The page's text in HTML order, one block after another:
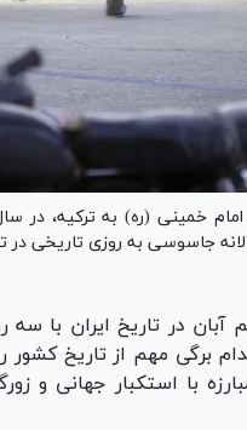
آبان در تاریخ ایران با
برگی مهم از تاریخ کشور
با استکبار جهانی و